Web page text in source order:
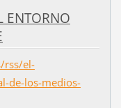
ENTORNO
rss/el-
de-los-medios-